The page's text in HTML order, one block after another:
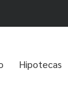
Hipotecas